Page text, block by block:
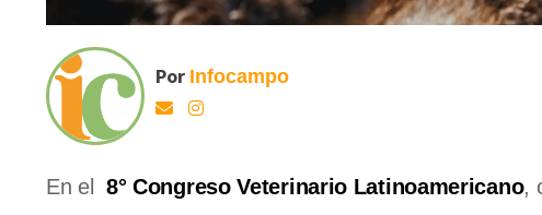
Por Infocampo
En el 8° Congreso Veterinario Latinoamericano,